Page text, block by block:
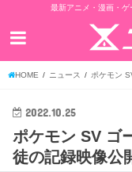
最新アニメ・漫画・ゲ
HOME ニュース ポケモン
2022.10.25
ポケモン SV ゴ
徒の記録映像公